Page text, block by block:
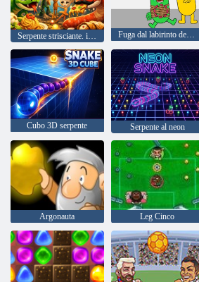
Fuga dal labirinto degli animali domestici
Cubo 3D serpente Serpente al neon
Argonauta Leg Cinco